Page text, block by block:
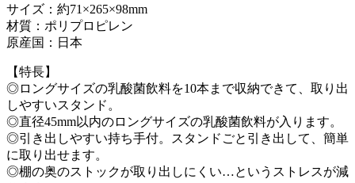
サイズ：約71×265×98mm
材質：ポリプロピレン
原産国：日本
【特長】
◎ロングサイズの乳酸菌飲料を10本まで収納できて、取り出
しやすいスタンド。
◎直径45mm以内のロングサイズの乳酸菌飲料が入ります。
◎引き出しやすい持ち手付。スタンドごと引き出して、簡単
に取り出せます。
◎棚の奥のストックが取り出しにくい…というストレスが減